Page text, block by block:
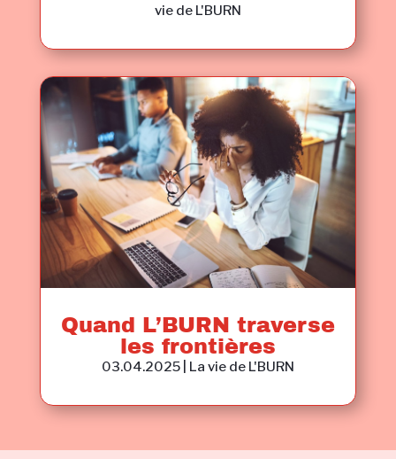
vie de L'BURN
Quand L’BURN traverse
les frontières
03.04.2025| La vie de L'BURN